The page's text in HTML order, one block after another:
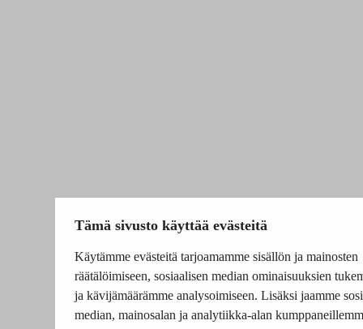
Tämä sivusto käyttää evästeitä
Käytämme evästeitä tarjoamamme sisällön ja mainosten
räätälöimiseen, sosiaalisen median ominaisuuksien
ja kävijämäärämme analysoimiseen. Lisäksi jaamme
median, mainosalan ja analytiikka-alan